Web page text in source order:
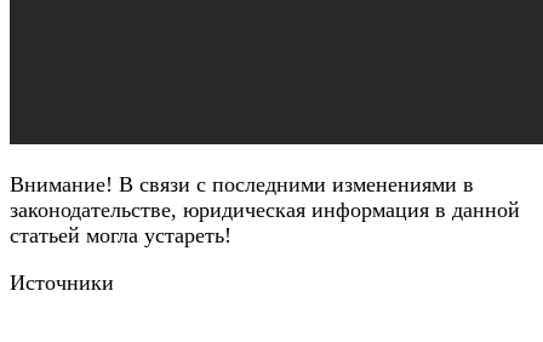
Внимание! В связи с последними изменениями в
законодательстве, юридическая информация в данной
статьей могла устареть!
Источники